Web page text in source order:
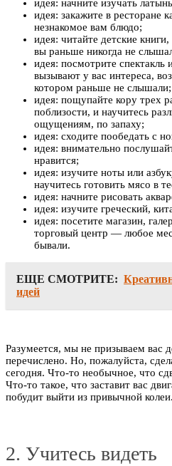
идея: начните изучать
идея: закажите в ресторане
незнакомое вам блюдо;
идея: читайте детские
вы раньше никогда не
идея: посмотрите
вызывают у вас интереса,
котором раньше не слышали;
идея: пощупайте кору трех
поблизости, и научитесь
ощущениям, по запаху;
идея: сходите пообедать с
идея: внимательно
нравится;
идея: изучите ноты или
научитесь готовить мясо в
идея: начните рисовать
идея: изучите греческий,
идея: посетите магазин,
торговый центр — любое
бывали.
ЕЩЕ СМОТРИТЕ:
идей
Разумеется, мы не призываем вас
перечислено. Но, пожалуйста,
сегодня. Что-то необычное, что
Что-то такое, что заставит вас
побудит выйти из привычной колеи.
2. Учитесь видеть